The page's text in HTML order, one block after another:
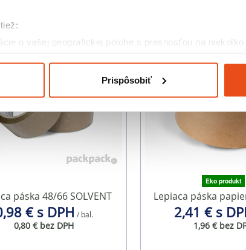
o vašej geografickej polohe s presnosťou na niekoľko
cez Vyhlásenie o používaní súborov cookie.
poskytovanie funkcií sociálnych médií a analýzu
používate naše webové stránky, poskytujeme aj našim
partneri môžu príslušné informácie skombinovať s
ste používali ich služby.
Prispôsobiť
páska 48/66 SOLVENT
€ s DPH / bal.
0,80 € bez DPH
Eko produkt
Lepiaca páska
2,41 € s
1,96 € bez